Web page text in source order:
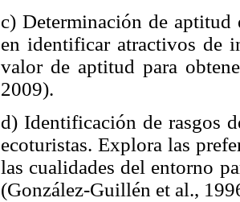
c) Determinación de aptitud
en identificar atractivos de
valor de aptitud para
2009).
d) Identificación de rasgos
ecoturistas. Explora las
las cualidades del entorno
(González-Guillén et al.,